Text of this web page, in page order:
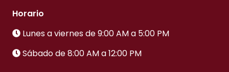
Horario
Lunes a viernes de 9:00 AM a 5:00 PM
Sábado de 8:00 AM a 12:00 PM